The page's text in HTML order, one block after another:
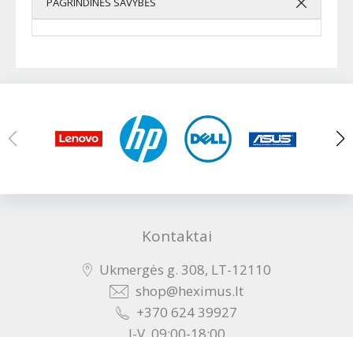
Kontaktai
Ukmergės g. 308, LT-12110
shop@heximus.lt
+370 624 39927